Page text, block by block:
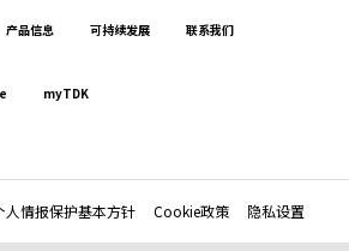
产品信息 可持续发展 联系我们
myTDK
人情报保护基本方针 Cookie政策 隐私设置